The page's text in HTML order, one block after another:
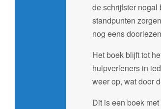
de schrijfster
standpunten
nog eens
Het boek blijft tot
hulpverleners in
weer op, wat door
Dit is een boek